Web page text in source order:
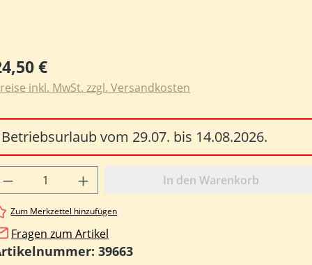
Preis:
€
inkl. MwSt. zzgl. Versandkosten
Betriebsurlaub vom 29.07. bis 14.08.2026.
Anzahl: Gib den gewünschten
In den Warenkorb
Zum Merkzettel hinzufügen
Fragen zum Artikel
39663